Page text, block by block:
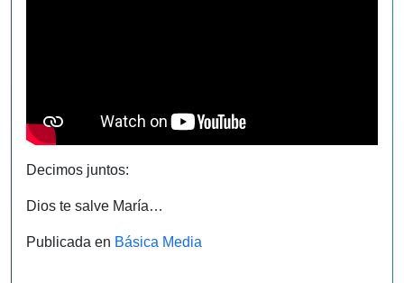
Decimos juntos:
Dios te salve María…
Publicada en Básica Media